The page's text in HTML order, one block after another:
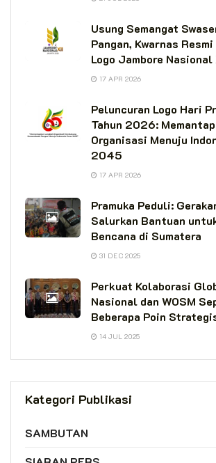
Usung Semangat
Pangan, Kwarnas
Logo Jambore
17 APR 2026
Peluncuran Logo Hari
Tahun 2026:
Organisasi Menuju
2045
17 APR 2026
Pramuka Peduli:
Salurkan Bantuan
Bencana di Sumatera
31 DEC 2025
Perkuat Kolaborasi
Nasional dan WOSM
Beberapa Poin
14 JUL 2025
Kategori Publikasi
SAMBUTAN